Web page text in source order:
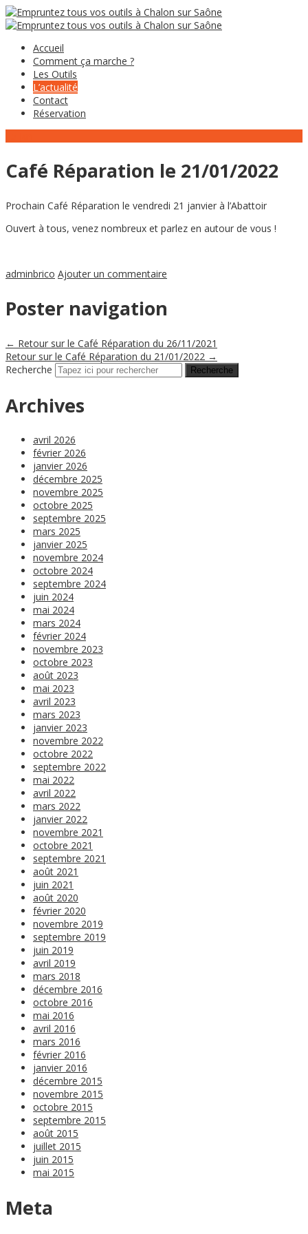
Accueil
Comment ça marche ?
Les Outils
L’actualité
Contact
Réservation
Café Réparation le 21/01/2022
Prochain Café Réparation le vendredi 21 janvier à l’Abattoir
Ouvert à tous, venez nombreux et parlez en autour de vous !
adminbrico Ajouter un commentaire
Poster navigation
← Retour sur le Café Réparation du 26/11/2021
Retour sur le Café Réparation du 21/01/2022 →
Recherche
Archives
avril 2026
février 2026
janvier 2026
décembre 2025
novembre 2025
octobre 2025
septembre 2025
mars 2025
janvier 2025
novembre 2024
octobre 2024
septembre 2024
juin 2024
mai 2024
mars 2024
février 2024
novembre 2023
octobre 2023
août 2023
mai 2023
avril 2023
mars 2023
janvier 2023
novembre 2022
octobre 2022
septembre 2022
mai 2022
avril 2022
mars 2022
janvier 2022
novembre 2021
octobre 2021
septembre 2021
août 2021
juin 2021
août 2020
février 2020
novembre 2019
septembre 2019
juin 2019
avril 2019
mars 2018
décembre 2016
octobre 2016
mai 2016
avril 2016
mars 2016
février 2016
janvier 2016
décembre 2015
novembre 2015
octobre 2015
septembre 2015
août 2015
juillet 2015
juin 2015
mai 2015
Meta